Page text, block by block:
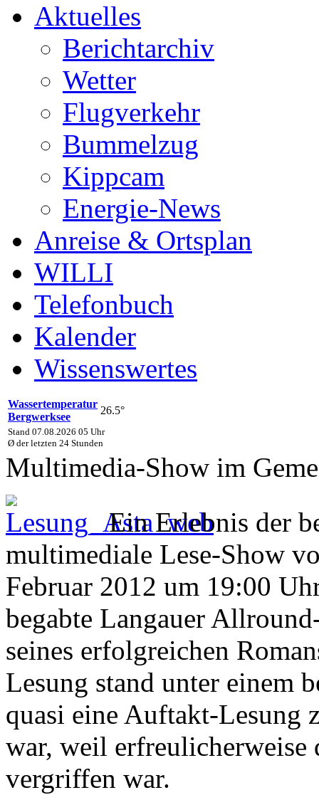
Aktuelles
Berichtarchiv
Wetter
Flugverkehr
Bummelzug
Kippcam
Energie-News
Anreise & Ortsplan
WILLI
Telefonbuch
Kalender
Wissenswertes
Wassertemperatur
Bergwerksee
26.5°
Stand 07.08.2026 05 Uhr
Ø der letzten 24 Stunden
Multimedia-Show im
Ein Erlebnis der
multimediale Lese-Show
Februar 2012 um 19:00
begabte Langauer
seines erfolgreichen
Lesung stand unter einem
quasi eine Auftakt-Lesung
war, weil erfreulicherweise
vergriffen war.